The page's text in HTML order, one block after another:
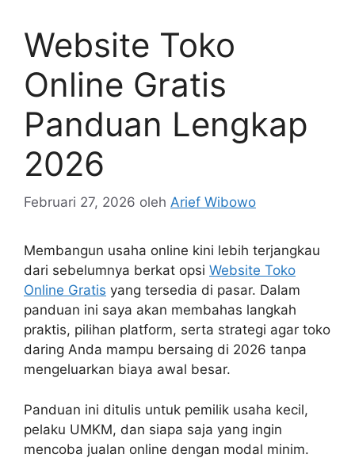
Website Toko
Online Gratis
Panduan Lengkap
2026
Februari 27, 2026 oleh Arief Wibowo
Membangun usaha online kini lebih terjangkau
dari sebelumnya berkat opsi Website Toko
Online Gratis yang tersedia di pasar. Dalam
panduan ini saya akan membahas langkah
praktis, pilihan platform, serta strategi agar toko
daring Anda mampu bersaing di 2026 tanpa
mengeluarkan biaya awal besar.
Panduan ini ditulis untuk pemilik usaha kecil,
pelaku UMKM, dan siapa saja yang ingin
mencoba jualan online dengan modal minim.